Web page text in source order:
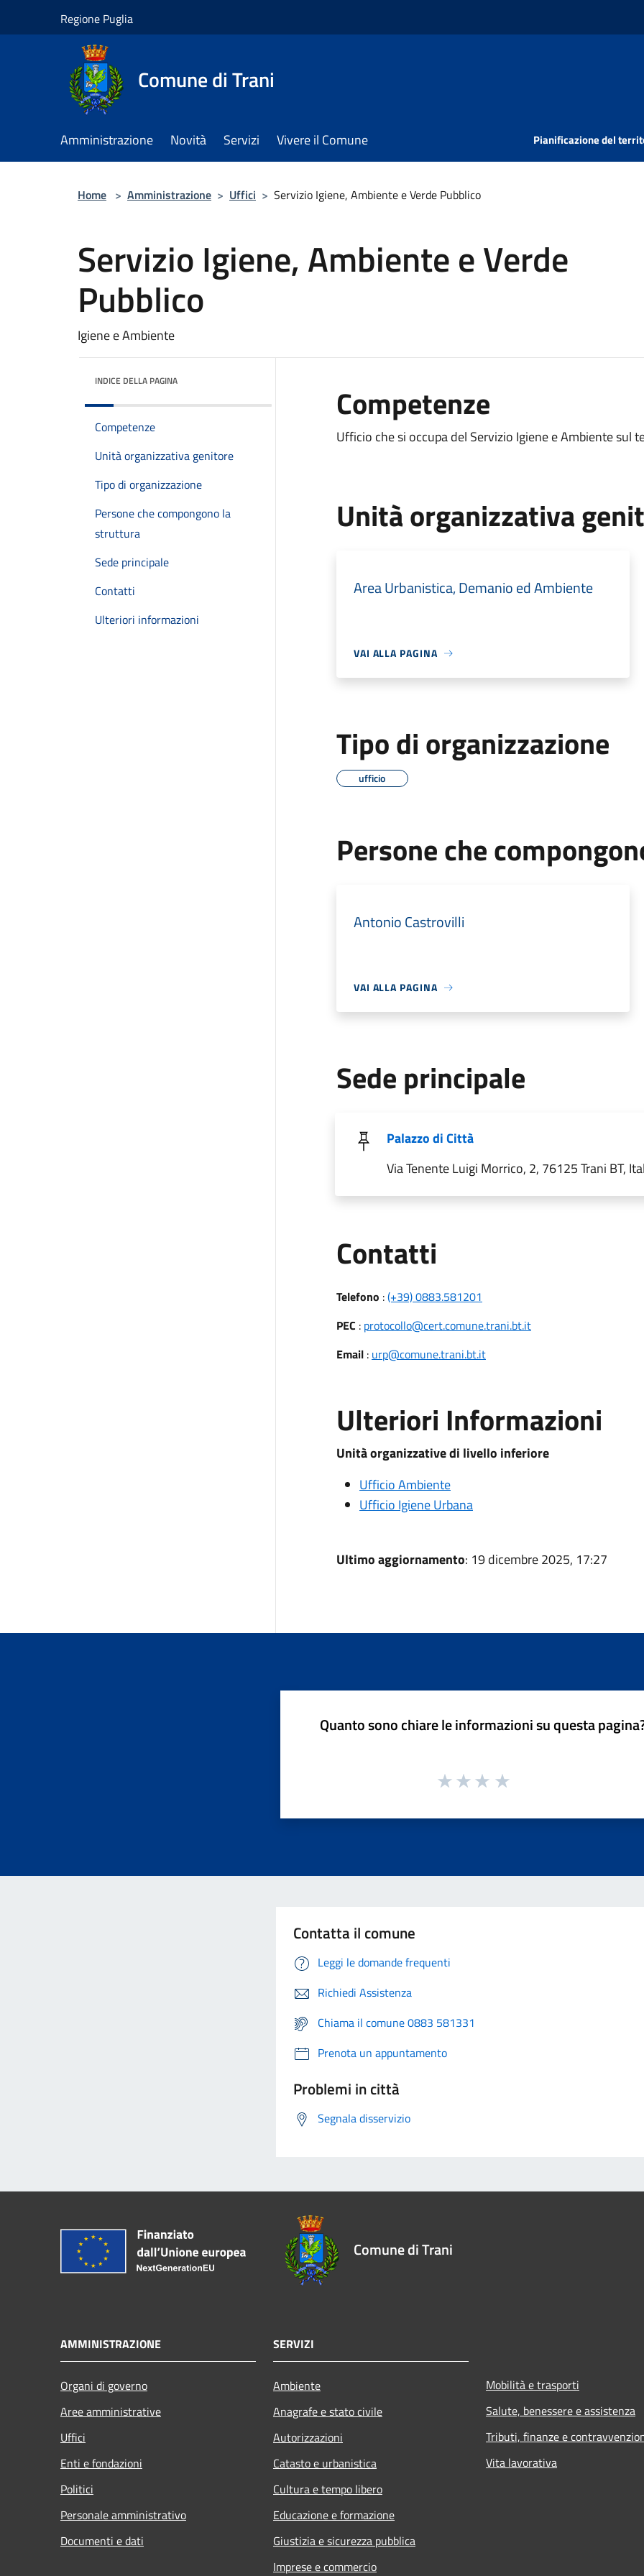
Regione Puglia
Comune di Trani
Amministrazione Novità Servizi Vivere il Comune Pianificazione del
Home > Amministrazione > Uffici > Servizio Igiene, Ambiente e Verde Pubblico
Servizio Igiene, Ambiente e Verde
Pubblico
Igiene e Ambiente
INDICE DELLA PAGINA
Competenze
Unità organizzativa genitore
Tipo di organizzazione
Persone che compongono la
struttura
Sede principale
Contatti
Ulteriori informazioni
Competenze
Ufficio che si occupa del Servizio Igiene e Ambiente sul
Unità organizzativa
Area Urbanistica, Demanio ed Ambiente
VAI ALLA PAGINA
Tipo di organizzazione
ufficio
Persone che
Antonio Castrovilli
VAI ALLA PAGINA
Sede principale
Palazzo di Città
Via Tenente Luigi Morrico, 2, 76125 Trani BT,
Contatti
Telefono :(+39) 0883.581201
PEC : protocollo@cert.comune.trani.bt.it
Email: urp@comune.trani.bt.it
Ulteriori Informazioni
Unità organizzative di livello inferiore
Ufficio Ambiente
Ufficio Igiene Urbana
Ultimo aggiornamento: 19 dicembre 2025, 17:27
Quanto sono chiare le informazioni su questa
Contatta il comune
Leggi le domande frequenti
Richiedi Assistenza
Chiama il comune 0883 581331
Prenota un appuntamento
Problemi in città
Segnala disservizio
Comune di Trani
AMMINISTRAZIONE
Organi di governo
Aree amministrative
Uffici
Enti e fondazioni
Politici
Personale amministrativo
Documenti e dati
SERVIZI
Ambiente
Anagrafe e stato civile
Autorizzazioni
Catasto e urbanistica
Cultura e tempo libero
Educazione e formazione
Giustizia e sicurezza pubblica
Imprese e commercio
Mobilità e trasporti
Salute, benessere e assistenza
Tributi, finanze e
Vita lavorativa